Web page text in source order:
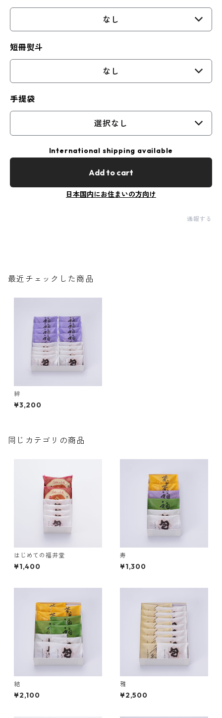
なし
短冊熨斗
なし
手提袋
選択なし
International shipping available
Add to cart
日本国内にお住まいの方向け
通報する
最近チェックした商品
絆
¥3,200
同じカテゴリの商品
はじめての福井堂
¥1,400
寿
¥1,300
結
¥2,100
雅
¥2,500